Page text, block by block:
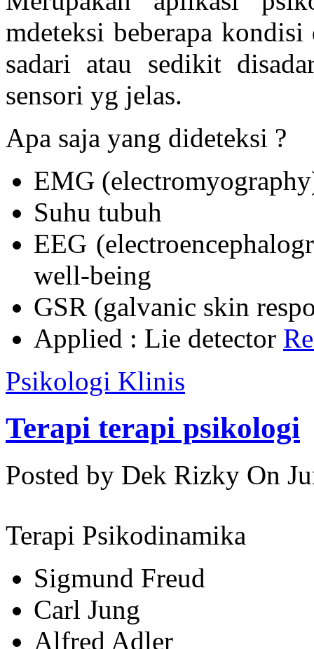
mdeteksi beberapa
sadari atau sedikit
sensori yg jelas.
Apa saja yang dideteksi ?
EMG
Suhu tubuh
EEG
well-being
GSR (galvanic skin
Applied : Lie detector
Psikologi Klinis
Terapi terapi psikologi
Posted by Dek Rizky On
Terapi Psikodinamika
Sigmund Freud
Carl Jung
Alfred Adler